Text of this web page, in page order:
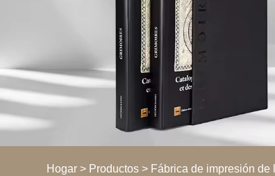
Hogar > Productos > Fábrica de impresión de